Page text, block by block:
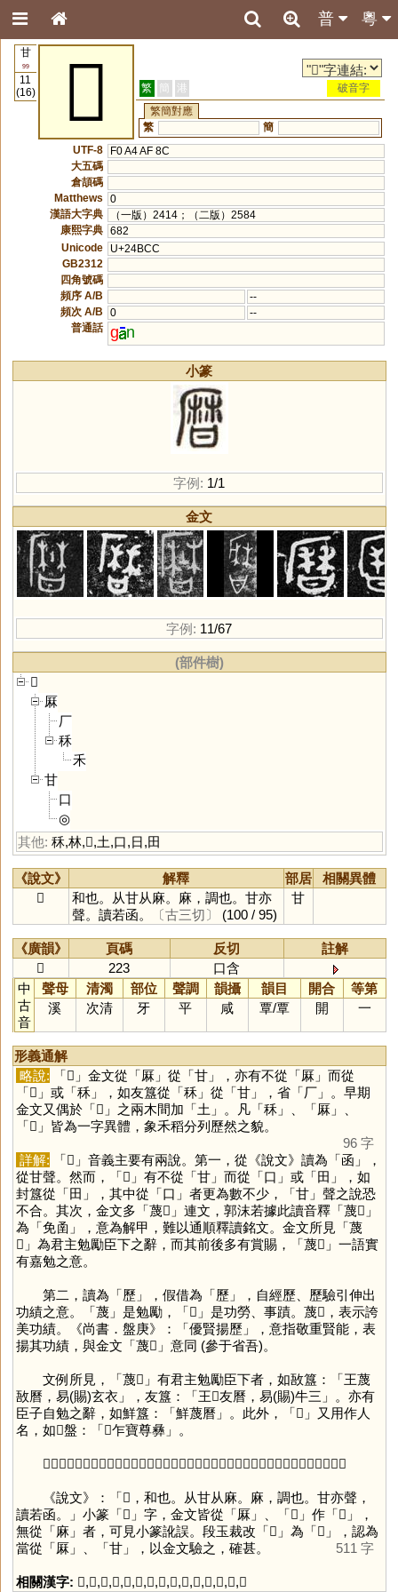
粵
普
甘
99
11
(16)
𤯌 繁 簡 港
破音字
繁簡對應
繁
簡
UTF-8
F0 A4 AF 8C
大五碼
倉頡碼
Matthews
0
漢語大字典
（一版）2414；（二版）2584
康熙字典 682
Unicode
U+24BCC
GB2312
四角號碼
頻序 A/B
--
頻次 A/B
0
--
普通話 g n
小篆
字例: 1/1
金文
字例: 11/67
(部件樹)
𤯌
厤
厂
秝
禾
甘
口
◎
其他: 秝,林,𠩵,土,口,日,田
《說文》 解釋 部居
相關異體
𤯌
和也。从甘从麻。麻，調也。甘亦
聲。讀若函。
〔古三切〕 (100 / 95)
甘
《廣韻》 頁碼 反切
註解
𤯌
223
口含
中
古
音
聲母 清濁 部位 聲調 韻攝 韻目 開合
等第
溪
次清 牙 平 咸 覃/覃 開 一
形義通解
略說: 「𤯍 」金文從「厤」從「甘」，亦有不從「厤」而從
「𠩵 」或「秝」，如友簋從「秝」從「甘」，省「厂」。早期
金文又偶於「𠩵 」之兩木間加「土」。凡「秝」、「厤」、
「𠩵 」皆為一字異體，象禾稻分列歷然之貌。
96 字
詳解: 「𤯍 」音義主要有兩說。第一，從《說文》讀為「函 」，
從甘聲。然而，「𤯍 」有不從「甘」而從「口 」或「田 」，如
封簋從「田 」，其中從「口 」者更為數不少，「甘」聲之說恐
不合。其次，金文多「蔑𤯍」連文，郭沫若據此讀音釋「蔑𤯍」
為「免圅」，意為解甲，難以通順釋讀銘文。金文所見「蔑
𤯍」為君主勉勵臣下之辭，而其前後多有賞賜，「蔑𤯍」一語實
有嘉勉之意。
第二，讀為「歷」，假借為「歷」，自經歷、歷驗引伸出
功績之意。「蔑」是勉勵，「𤯍 」是功勞、事蹟。蔑𤯍，表示誇
美功績。《尚書．盤庚》：「優賢揚歷」，意指敬重賢能，表
揚其功績，與金文「蔑𤯍」意同 (參于省吾)。
文例所見，「蔑𤯍」有君主勉勵臣下者，如敔簋：「王蔑
敔曆，易(賜)玄衣」，友簋：「王𥣫友曆，易(賜)牛三」。亦有
臣子自勉之辭，如鮮簋：「鮮蔑曆」。此外，「𤯍 」又用作人
名，如𤯍盤：「𤯍乍寶尊彝」。
「𤯍」後期金文「甘」又有訛寫為「日」作「曆」，但金文中無曆法之義，參「曆」。
《說文》：「𤯌，和也。从甘从麻。麻，調也。甘亦聲，
讀若函。」小篆「𤯌 」字，金文皆從「厤」、「𠩵 」作「𤯍 」，
無從「麻」者，可見小篆訛誤。段玉裁改「𤯌 」為「𤯍 」，認為
當從「厤」、「甘」，以金文驗之，確甚。 511 字
相關漢字: 𤯍,厤,甘,𠩵,秝,厂,土,函,口,田,歷,蔑,日,曆,麻